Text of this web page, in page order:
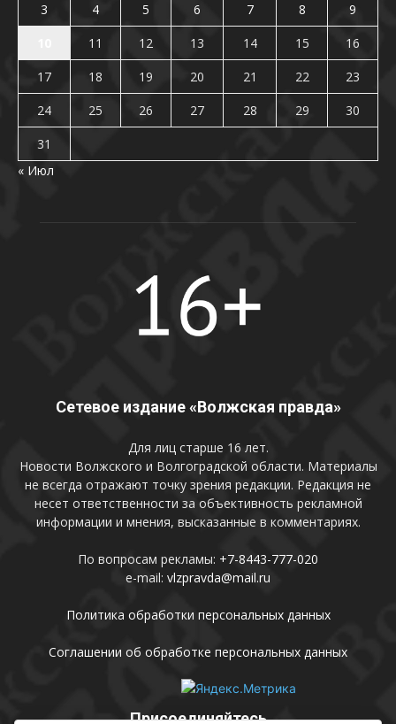
3
4 5 6 7 8
9
11 12 13 14 15
16
17
18 19 20 21 22
23
24
25 26 27 28 29
30
31
« Июл
Сетевое издание «Волжская правда»
Для лиц старше 16 лет.
Новости Волжского и Волгоградской области. Материалы
не всегда отражают точку зрения редакции. Редакция не
несет ответственности за объективность рекламной
информации и мнения, высказанные в комментариях.
По вопросам рекламы: +7-8443-777-020
e-mail: vlzpravda@mail.ru
Политика обработки персональных данных
Соглашении об обработке персональных данных
Присоединяйтесь